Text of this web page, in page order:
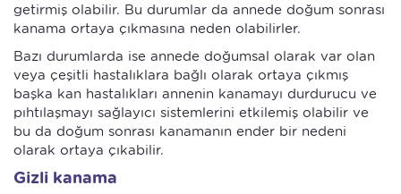
getirmiş olabilir. Bu durumlar da annede doğum sonrası
kanama ortaya çıkmasına neden olabilirler.
Bazı durumlarda ise annede doğumsal olarak var olan
veya çeşitli hastalıklara bağlı olarak ortaya çıkmış
başka kan hastalıkları annenin kanamayı durdurucu ve
pıhtılaşmayı sağlayıcı sistemlerini etkilemiş olabilir ve
bu da doğum sonrası kanamanın ender bir nedeni
olarak ortaya çıkabilir.
Gizli kanama